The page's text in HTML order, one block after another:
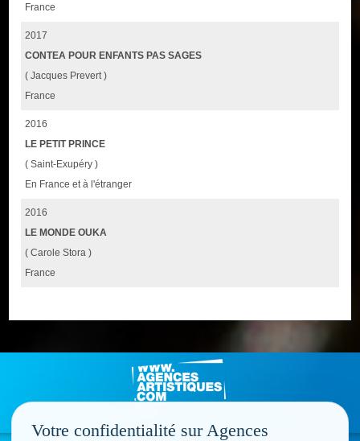
France
2017
CONTEA POUR ENFANTS PAS SAGES
( Jacques Prevert )
France
2016
LE PETIT PRINCE
( Saint-Exupéry )
En France et à l'étranger
2016
LE MONDE OUKA
( Carole Stora )
France
Votre confidentialité sur Agences